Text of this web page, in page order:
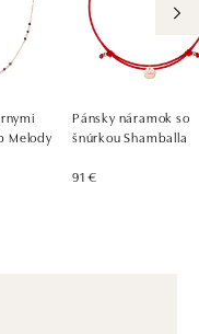
Melody
Pánsky náramok so
šnúrkou Shamballa
91 €